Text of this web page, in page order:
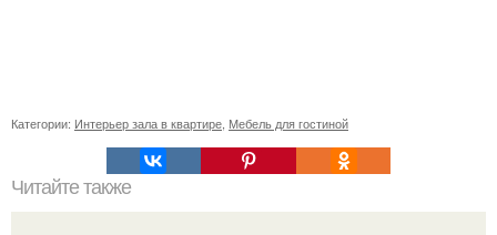
Категории: Интерьер зала в квартире Мебель для гостиной
Читайте также